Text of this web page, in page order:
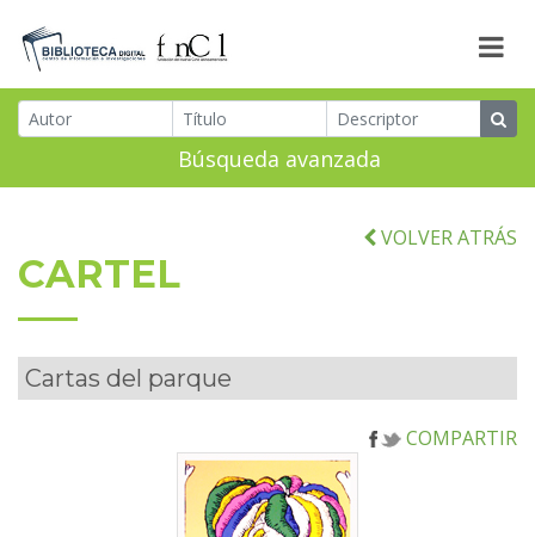
Búsqueda avanzada
VOLVER ATRÁS
CARTEL
Cartas del parque
COMPARTIR